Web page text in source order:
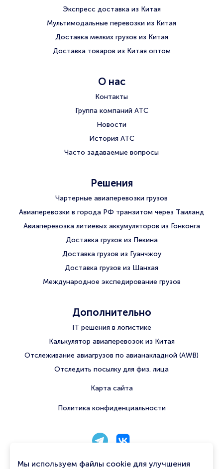
Экспресс доставка из Китая
Мультимодальные перевозки из Китая
Доставка мелких грузов из Китая
Доставка товаров из Китая оптом
О нас
Контакты
Группа компаний АТС
Новости
История АТС
Часто задаваемые вопросы
Решения
Чартерные авиаперевозки грузов
Авиаперевозки в города РФ транзитом через Таиланд
Авиаперевозка литиевых аккумуляторов из Гонконга
Доставка грузов из Пекина
Доставка грузов из Гуанчжоу
Доставка грузов из Шанхая
Международное экспедирование грузов
Дополнительно
IT решения в логистике
Калькулятор авиаперевозок из Китая
Отслеживание авиагрузов по авианакладной (AWB)
Отследить посылку для физ. лица
Карта сайта
Политика конфиденциальности
8 800 222 56 06
Мы используем файлы cookie для улучшения